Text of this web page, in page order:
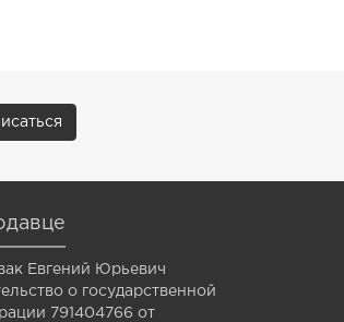
Евгений Юрьевич
о государственной
791404766 от